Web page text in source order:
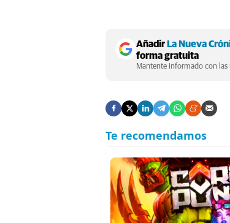
AñadirLa Nueva
forma gratuita
Mantente informado con